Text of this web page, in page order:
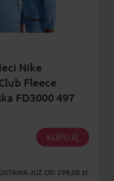
Nike
Fleece
FD3000 497
KUPUJĘ
JUŻ OD 299,00 zł